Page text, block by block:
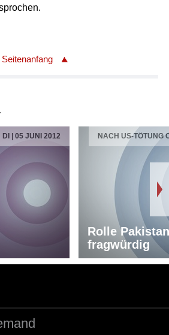
Seitenanfang
DI | 05 JUNI 2012 NACH US-TÖTUNG
Rolle
fragwürdig